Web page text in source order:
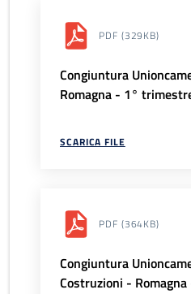
PDF (329KB)
Congiuntura
Romagna - 1°
SCARICA FILE
PDF (364KB)
Congiuntura
Costruzioni -